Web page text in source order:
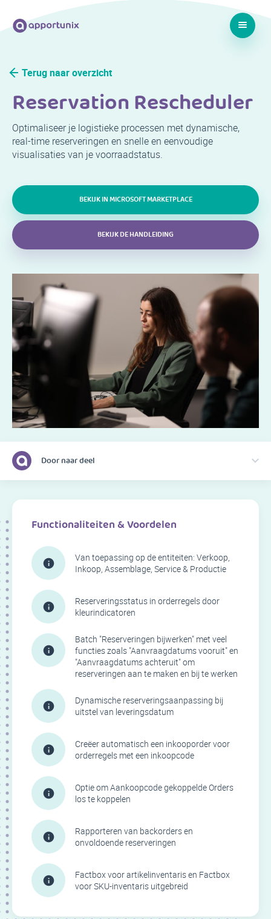
Terug naar overzicht
Reservation Rescheduler
Optimaliseer je logistieke processen met dynamische,
real-time reserveringen en snelle en eenvoudige
visualisaties van je voorraadstatus.
BEKIJK IN MICROSOFT MARKETPLACE
BEKIJK DE HANDLEIDING
Door naar deel
Functionaliteiten & Voordelen
Van toepassing op de entiteiten: Verkoop,
Inkoop, Assemblage, Service & Productie
Reserveringsstatus in orderregels door
kleurindicatoren
Batch "Reserveringen bijwerken" met veel
functies zoals "Aanvraagdatums vooruit" en
"Aanvraagdatums achteruit" om
reserveringen aan te maken en bij te werken
Dynamische reserveringsaanpassing bij
uitstel van leveringsdatum
Creëer automatisch een inkooporder voor
orderregels met een inkoopcode
Optie om Aankoopcode gekoppelde Orders
los te koppelen
Rapporteren van backorders en
onvoldoende reserveringen
Factbox voor artikelinventaris en Factbox
voor SKU-inventaris uitgebreid